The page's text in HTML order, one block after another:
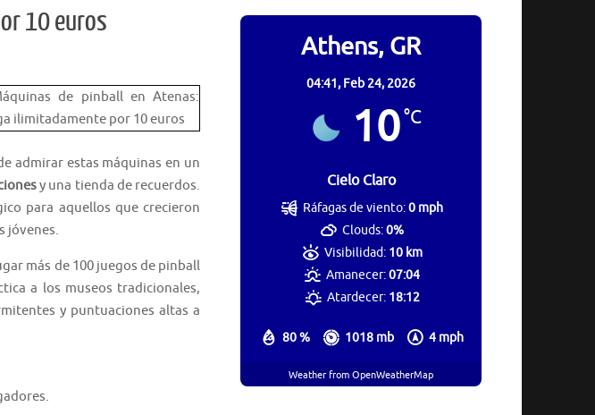
10 euros
admirar estas máquinas en un
y una tienda de recuerdos.
para aquellos que crecieron
jóvenes.
más de 100 juegos de pinball
a los museos tradicionales,
y puntuaciones altas a
Athens, GR
04:41, Feb 24, 2026
10°C
Cielo Claro
80 % 1018 mb 4 mph
Ráfagas de viento:0 mph
Clouds:0%
Visibilidad: 10 km
Amanecer:07:04
Atardecer: 18:12
Weather from OpenWeatherMap